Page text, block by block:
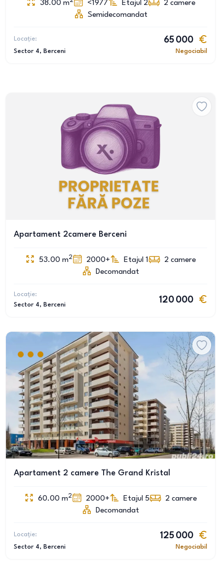
38.00 m <1977 Etajul 2 2 camere
Semidecomandat
Locație:
Sector 4, Berceni
65 000
Negociabil
Apartament 2camere Berceni
53.00 m2 2000+ Etajul 1 2 camere
Decomandat
Locație:
Sector 4, Berceni
120 000
Apartament 2 camere The Grand Kristal
60.00 m2 2000+ Etajul 5 2 camere
Decomandat
Locație:
Sector 4, Berceni
125 000
Negociabil